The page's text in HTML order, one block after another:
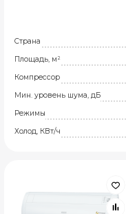
Страна
Площадь, м²
Компрессор
Мин. уровень шума, дБ
Режимы
Холод, КВт/ч